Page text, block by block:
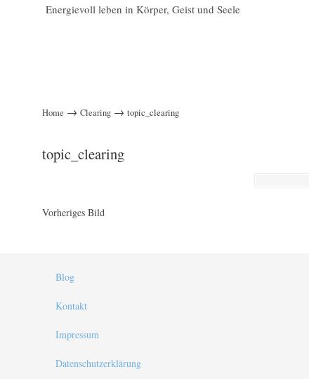
Energievoll leben in Körper, Geist und Seele
Home →Clearing →topic_clearing
topic_clearing
Vorheriges Bild
Blog
Kontakt
Impressum
Datenschutzerklärung